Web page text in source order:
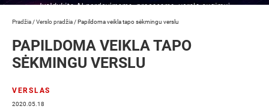
Pradžia /Verslo pradžia /Papildoma veikla tapo sėkmingu verslu
PAPILDOMA VEIKLA TAPO
SĖKMINGU VERSLU
VERSLAS
2020.05.18